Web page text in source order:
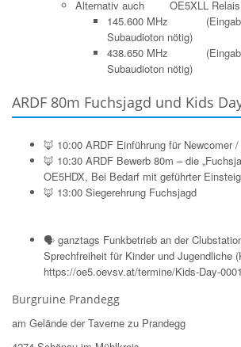
Alternativ auch OE5XLL Relais
145.600 MHz (Eingabe
Subaudioton nötig)
438.650 MHz (Eingabe
Subaudioton nötig)
ARDF 80m Fuchsjagd und Kids
🦊 10:00 ARDF Einführung für Newcomer
🦊 10:30 ARDF Bewerb 80m – die
OE5HDX, Bei Bedarf mit geführter
🦊 13:00 Siegerehrung Fuchsjagd
🗣 ganztags Funkbetrieb an der
Sprechfreiheit für Kinder und Jugendliche
https://oe5.oevsv.at/termine/Kids-Day-
Burgruine Prandegg
am Gelände der Taverne zu Prandegg